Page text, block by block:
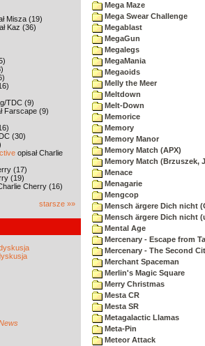
Misza (19)
Kaz (36)
TDC (9)
Farscape (9)
(30)
opisał Charlie
(17)
(19)
Cherry (16)
starsze »»
Mega Maze
Mega Swear Challenge
Megablast
MegaGun
Megalegs
MegaMania
Megaoids
Melly the Meer
Meltdown
Melt-Down
Memorice
Memory
Memory Manor
Memory Match (APX)
Memory Match (Brzuszek,
Menace
Menagarie
Mengcop
Mensch ärgere Dich nicht
Mensch ärgere Dich nicht
Mental Age
Mercenary - Escape from
Mercenary - The Second
Merchant Spaceman
Merlin's Magic Square
Merry Christmas
Mesta CR
Mesta SR
Metagalactic Llamas
Meta-Pin
Meteor Attack